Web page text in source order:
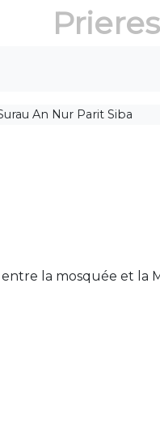
Prieres
An Nur Parit Siba
la mosquée et la